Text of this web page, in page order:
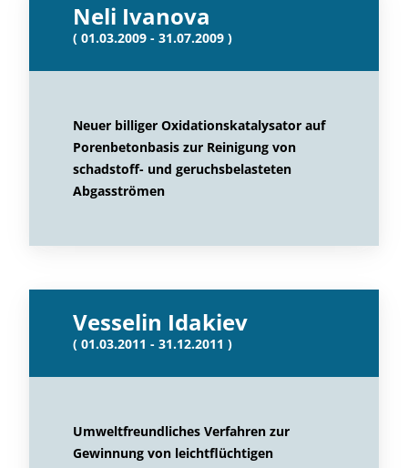
Neli Ivanova
( 01.03.2009 - 31.07.2009 )
Neuer billiger Oxidationskatalysator auf
Porenbetonbasis zur Reinigung von
schadstoff- und geruchsbelasteten
Abgasströmen
Vesselin Idakiev
( 01.03.2011 - 31.12.2011 )
Umweltfreundliches Verfahren zur
Gewinnung von leichtflüchtigen